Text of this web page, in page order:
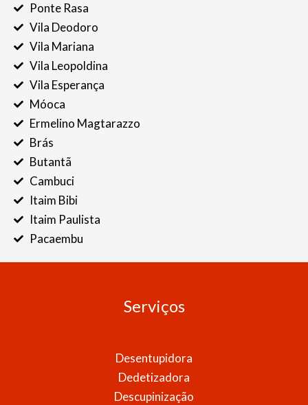
Ponte Rasa
Vila Deodoro
Vila Mariana
Vila Leopoldina
Vila Esperança
Móoca
Ermelino Magtarazzo
Brás
Butantã
Cambuci
Itaim Bibi
Itaim Paulista
Pacaembu
Serviços
Desentupidora
Dedetizadora
Descupinização